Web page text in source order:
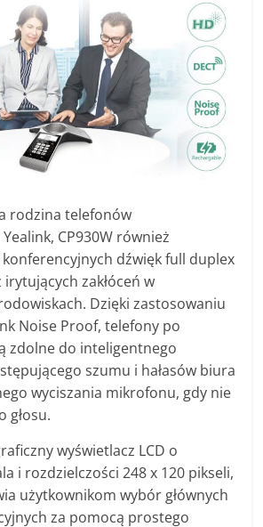
rodzina telefonów
CP930W również
dźwięk full duplex
zakłóceń w
Dzięki zastosowaniu
Noise Proof, telefony po
zdolne do inteligentnego
szumu i hałasów biura
wyciszania mikrofonu, gdy nie
głosu.
wyświetlacz LCD o
i rozdzielczości 248 x 120 pikseli,
użytkownikom wybór głównych
za pomocą prostego